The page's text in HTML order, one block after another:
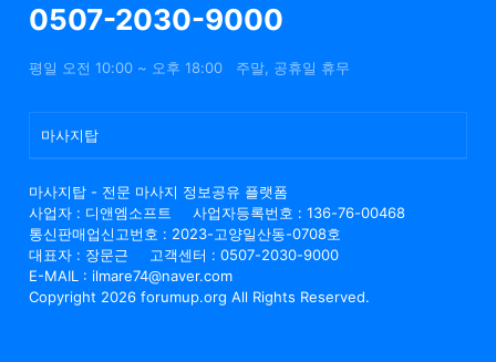
0507-2030-9000
평일 오전 10:00 ~ 오후 18:00 주말, 공휴일 휴무
마사지탑
마사지탑 - 전문 마사지 정보공유 플랫폼
사업자 : 디앤엠소프트
사업자등록번호 : 136-76-00468
통신판매업신고번호 : 2023-고양일산동-0708호
대표자 : 장문근
고객센터 : 0507-2030-9000
E-MAIL : ilmare74@naver.com
Copyright 2026 forumup.org All Rights Reserved.